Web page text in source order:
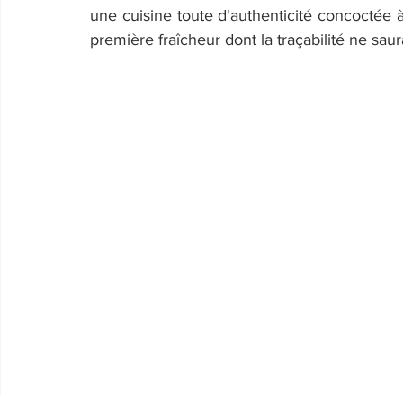
une cuisine toute d'authenticité concoctée
première fraîcheur dont la traçabilité ne